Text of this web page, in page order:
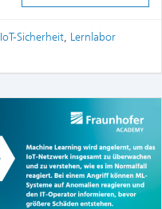
IoT-Sicherheit, Lernlabor